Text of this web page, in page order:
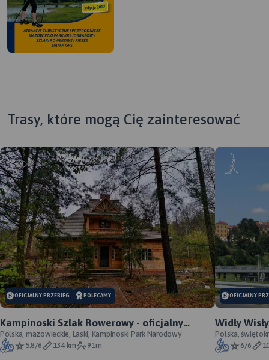
Trasy, które mogą Cię zainteresować
OFICJALNY PRZEBIEG POLECAMY
Kampinoski Szlak Rowerowy - oficjalny
przebieg szlaku
Polska, mazowieckie, Laski, Kampinoski Park Narodowy
5.8/6
134 km 91m
OFICJALNY
Widły
Annopol -
Polska,
6/6